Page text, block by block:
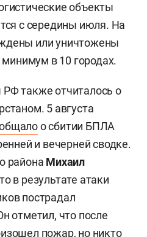
объекты
с середины июля. На
или уничтожены
в 10 городах.
также отчиталось о
5 августа
о сбитии БПЛА
и вечерней сводке.
района Михаил
в результате атаки
пострадал
отметил, что после
пожар, но никто